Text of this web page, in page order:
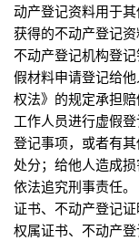
动产登记资料用于
获得的不动产登
不动产登记机构登
假材料申请登记给
权法》的规定承
工作人员进行虚假
登记事项，或者有
处分；给他人造成
依法追究刑事责
证书、不动产登记
权属证书、不动产